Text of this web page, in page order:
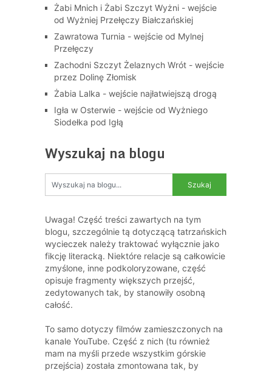
Żabi Mnich i Żabi Szczyt Wyżni - wejście
od Wyżniej Przełęczy Białczańskiej
Zawratowa Turnia - wejście od Mylnej
Przełęczy
Zachodni Szczyt Żelaznych Wrót - wejście
przez Dolinę Złomisk
Żabia Lalka - wejście najłatwiejszą drogą
Igła w Osterwie - wejście od Wyżniego
Siodełka pod Igłą
Wyszukaj na blogu
Uwaga! Część treści zawartych na tym
blogu, szczególnie tą dotyczącą tatrzańskich
wycieczek należy traktować wyłącznie jako
fikcję literacką. Niektóre relacje są całkowicie
zmyślone, inne podkoloryzowane, część
opisuje fragmenty większych przejść,
zedytowanych tak, by stanowiły osobną
całość.
To samo dotyczy filmów zamieszczonych na
kanale YouTube. Część z nich (tu również
mam na myśli przede wszystkim górskie
przejścia) została zmontowana tak, by